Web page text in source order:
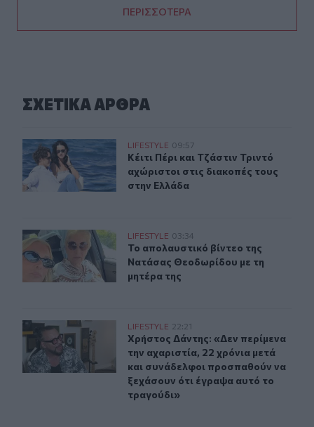
ΠΕΡΙΣΣΟΤΕΡΑ
ΣΧΕΤΙΚA AΡΘΡΑ
Κέιτι Πέρι και Τζάστιν Τριντό αχώριστοι στις
LIFESTYLE 09:57
Κέιτι Πέρι και Τζάστιν Τριντό
Κέιτι Πέρι και Τζάστιν Τριντό
αχώριστοι στις διακοπές τους
στην Ελλάδα
Το απολαυστικό βίντεο της Νατάσας Θεοδωρίδου με τη
LIFESTYLE 03:34
Το απολαυστικό βίντεο της
Το απολαυστικό βίντεο της
Νατάσας Θεοδωρίδου με τη
μητέρα της
Χρήστος Δάντης: «Δεν περίμενα την αχαριστία, 22
LIFESTYLE 22:21
Χρήστος Δάντης: «Δεν περίμενα
Χρήστος Δάντης: «Δεν περίμενα
την αχαριστία, 22 χρόνια μετά
και συνάδελφοι προσπαθούν να
ξεχάσουν ότι έγραψα αυτό το
τραγούδι»